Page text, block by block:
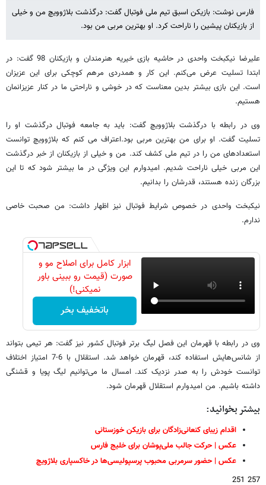
فارس نوشت: بازیکن اسبق تیم ملی فوتبال گفت: درگذشت بلاژوویچ من و خیلی
از بازیکنان پیشین را ناراحت کرد. او بهترین مربی من بود.
علیرضا نیکبخت واحدی در حاشیه بازی خیریه هنرمندان و بازیکنان 98 گفت: در
ابتدا تسلیت عرض می‌کنم. این کار و همدردی مرهم کوچکی برای این عزیزان
است. این بازی بیشتر بدین معناست که در خوشی و ناراحتی ما در کنار عزیزانمان
هستیم.
وی در رابطه با درگذشت بلاژوویچ گفت: باید به جامعه فوتبال درگذشت او را
تسلیت گفت. او برای من بهترین مربی بود.اعتراف می کنم که بلاژوویچ توانست
استعدادهای من را در تیم ملی کشف کند. من و خیلی از بازیکنان از خبر درگذشت
این مربی خیلی ناراحت شدیم. امیدوارم این ویژگی در ما بیشتر شود که تا این
بزرگان زنده هستند، قدرشان را بدانیم.
نیکبخت واحدی در خصوص شرایط فوتبال نیز اظهار داشت: من صحبت خاصی
ندارم.
ابزار کامل برای اصلاح مو و
صورت (قیمت رو ببینی باور
نمیکنی!)
باتخفیف بخر
وی در رابطه با قهرمان این فصل لیگ برتر فوتبال کشور نیز گفت: هر تیمی بتواند
از شانس‌هایش استفاده کند، قهرمان خواهد شد. استقلال با 6-7 امتیاز اختلاف
توانست خودش را به صدر نزدیک کند. امسال ما می‌توانیم لیگ پویا و قشنگی
داشته باشیم. من امیدوارم استقلال قهرمان شود.
بیشتر بخوانید:
اقدام زیبای کنعانی‌زادگان برای بازیکن خوزستانی
عکس | حرکت جالب ملی‌پوشان برای خلیج فارس
عکس | حضور سرمربی محبوب پرسپولیسی‌ها در خاکسپاری بلاژویچ
257 251